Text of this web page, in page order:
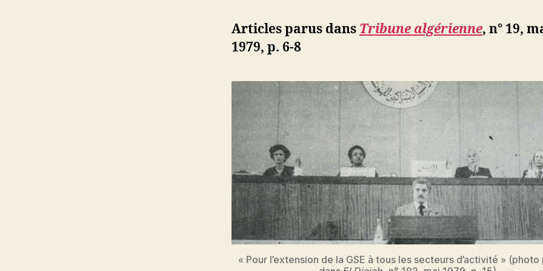
vote
Articles parus dans Tribune algérienne, n° 19,
1979, p. 6-8
« Pour l’extension de la GSE à tous les secteurs d’activité »